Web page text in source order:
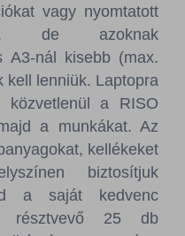
vagy nyomtatott
de azoknak
A3-nál kisebb (max.
kell lenniük. Laptopra
a RISO
a munkákat. Az
kellékeket
biztosítjuk
a saját kedvenc
résztvevő 25 db